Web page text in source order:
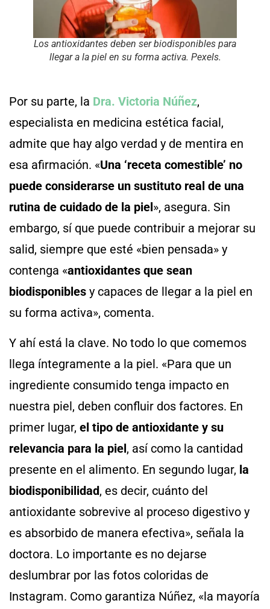
Los antioxidantes deben ser biodisponibles para
llegar a la piel en su forma activa. Pexels.
Por su parte, la Dra. Victoria Núñez,
especialista en medicina estética facial,
admite que hay algo verdad y de mentira en
esa afirmación. «Una ‘receta comestible’ no
puede considerarse un sustituto real de una
rutina de cuidado de la piel », asegura. Sin
embargo, sí que puede contribuir a mejorar su
salid, siempre que esté «bien pensada» y
contenga «antioxidantes que sean
biodisponibles y capaces de llegar a la piel en
su forma activa», comenta.
Y ahí está la clave. No todo lo que comemos
llega íntegramente a la piel. «Para que un
ingrediente consumido tenga impacto en
nuestra piel, deben confluir dos factores. En
primer lugar, el tipo de antioxidante y su
relevancia para la piel, así como la cantidad
presente en el alimento. En segundo lugar, la
biodisponibilidad, es decir, cuánto del
antioxidante sobrevive al proceso digestivo y
es absorbido de manera efectiva», señala la
doctora. Lo importante es no dejarse
deslumbrar por las fotos coloridas de
Instagram. Como garantiza Núñez, «la mayoría